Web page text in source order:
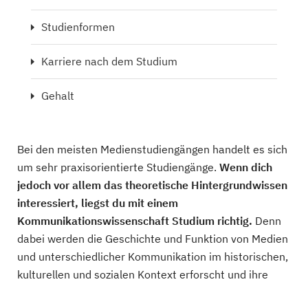
Studienformen
Karriere nach dem Studium
Gehalt
Bei den meisten Medienstudiengängen handelt es sich
um sehr praxisorientierte Studiengänge. Wenn dich
jedoch vor allem das theoretische Hintergrundwissen
interessiert, liegst du mit einem
Kommunikationswissenschaft Studium richtig. Denn
dabei werden die Geschichte und Funktion von Medien
und unterschiedlicher Kommunikation im historischen,
kulturellen und sozialen Kontext erforscht und ihre